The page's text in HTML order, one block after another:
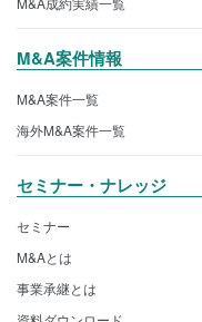
M&A案件情報
M&A案件一覧
海外M&A案件一覧
セミナー・ナレッジ
セミナー
M&Aとは
事業承継とは